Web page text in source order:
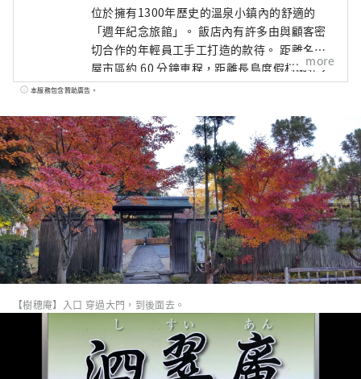
位於擁有1300年歷史的溫泉小鎮內的舒適的
「週年紀念旅館」。 飯店內有許多由與顧客密
切合作的年輕員工手工打造的款待。 距離名古
屋市區約 60 分鐘車程，距離長島度假村柳花之
里和鈴鹿賽道約 30 分鐘車程，交通便利。 使用
充滿活力的菜餚也充滿魅力！ 溫泉旅館歡迎兒
童入住，活動豐富，吸引了許多帶小孩的回頭
客。
more
本服務包含贊助廣告。
【樹穗庵】入口 穿過大門，到後面去。